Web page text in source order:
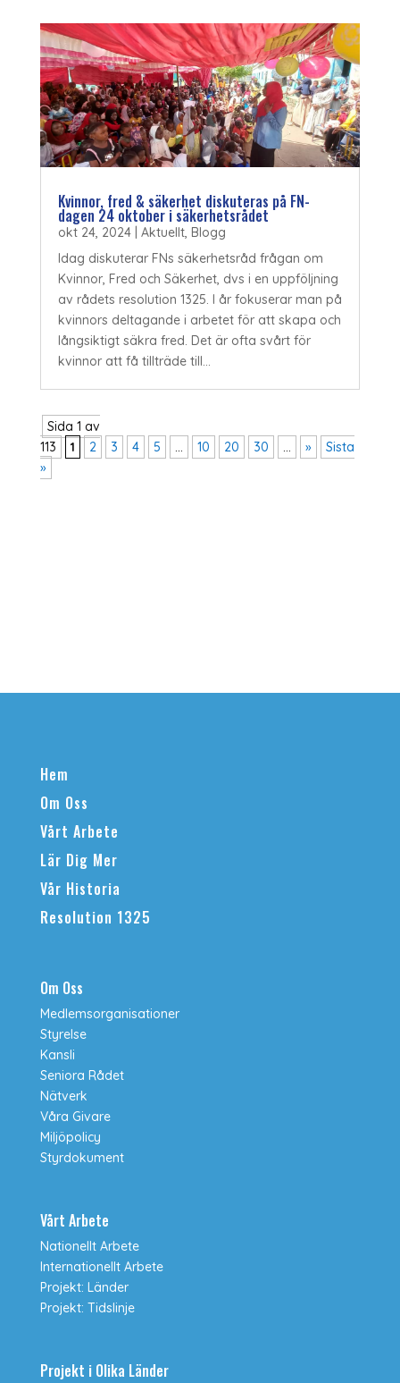
Kvinnor, fred & säkerhet diskuteras på FN-
dagen 24 oktober i säkerhetsrådet
okt 24, 2024| Aktuellt, Blogg
Idag diskuterar FNs säkerhetsråd frågan om
Kvinnor, Fred och Säkerhet, dvs i en uppföljning
av rådets resolution 1325. I år fokuserar man på
kvinnors deltagande i arbetet för att skapa och
långsiktigt säkra fred. Det är ofta svårt för
kvinnor att få tillträde till...
Sida 1 av
113
1 2 3 4 5 ... 10 20 30 ... »
Sista
»
Hem
Om Oss
Vårt Arbete
Lär Dig Mer
Vår Historia
Resolution 1325
Om Oss
Medlemsorganisationer
Styrelse
Kansli
Seniora Rådet
Nätverk
Våra Givare
Miljöpolicy
Styrdokument
Vårt Arbete
Nationellt Arbete
Internationellt Arbete
Projekt: Länder
Projekt: Tidslinje
Projekt i Olika Länder